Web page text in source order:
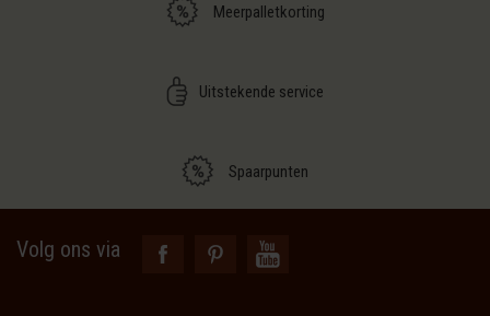
Meerpalletkorting
Uitstekende service
Spaarpunten
Volg ons via